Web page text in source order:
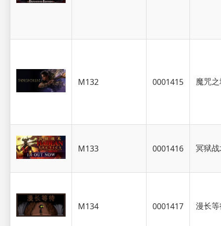
M132 0001415 魔咒
M133 0001416 冥狱
M134 0001417 漫长